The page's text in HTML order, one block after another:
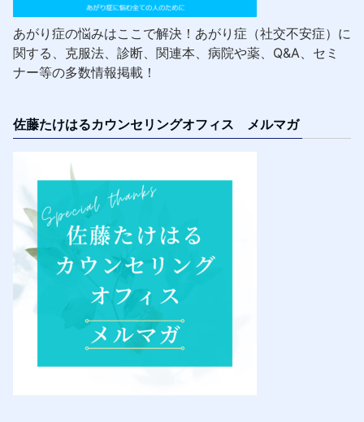
あがり症の悩みはここで解決！あがり症（社交不安症）に
関する、克服法、診断、関連本、病院や薬、Q&A、セミ
ナー等の多数情報掲載！
佐藤たけはるカウンセリングオフィス メルマガ